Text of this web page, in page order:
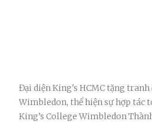
Đại diện King's HCMC tặng tranh
Wimbledon, thể hiện sự hợp tác
King’s College Wimbledon